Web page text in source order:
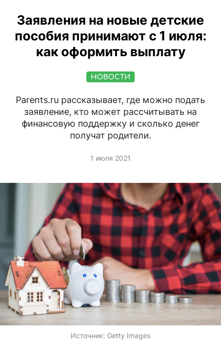
Заявления на новые детские
пособия принимают с 1 июля:
как оформить выплату
НОВОСТИ
Parents.ru рассказывает, где можно подать
заявление, кто может рассчитывать на
финансовую поддержку и сколько денег
получат родители.
1 июля 2021
Источник: Getty Images